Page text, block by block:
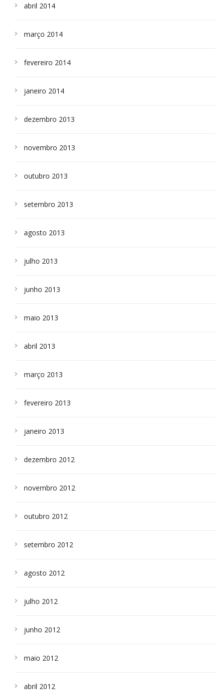
abril 2014
março 2014
fevereiro 2014
janeiro 2014
dezembro 2013
novembro 2013
outubro 2013
setembro 2013
agosto 2013
julho 2013
junho 2013
maio 2013
abril 2013
março 2013
fevereiro 2013
janeiro 2013
dezembro 2012
novembro 2012
outubro 2012
setembro 2012
agosto 2012
julho 2012
junho 2012
maio 2012
abril 2012